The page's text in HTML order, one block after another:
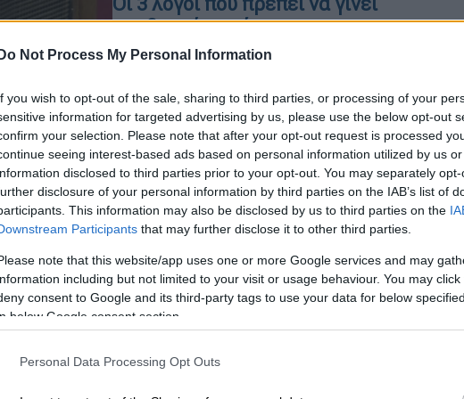
Do Not Process My Personal Information
you wish to opt-out of the sale, sharing to third parties, or processing of your
information for targeted advertising by us, please use the below opt-out
your selection. Please note that after your opt-out request is processed
seeing interest-based ads based on personal information utilized by us
disclosed to third parties prior to your opt-out. You may separately
disclosure of your personal information by third parties on the IAB’s list of
This information may also be disclosed by us to third parties on the
Participants that may further disclose it to other third parties.
note that this website/app uses one or more Google services and may
including but not limited to your visit or usage behaviour. You may
consent to Google and its third-party tags to use your data for below
below Google consent section.
Personal Data Processing Opt Outs
αποδεκτό το αίτημα
Τριαντόπουλου για παραπομπή στο
Τι ανέφερε στο σκεπτικό της η
εισηγήτρια της ΝΔ στην
Προανακριτική, Κωνσταντίνα
Καραμπατσώλη
Πολιτική|14.03.2025 16:25
Προανακριτική για Τριαντόπουλο:
Αυτοί είναι οι 27 βουλευτές που
συνθέτουν την επιτροπή
Η Προκαταρτική Επιτροπή θα
διερευνήσει τις εντολές που έδωσε
ο Χρήστος Τριαντόπουλος για τη